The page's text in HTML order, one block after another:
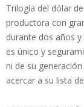
Trilogía del dólar
productora con
durante dos años
es único y
ni de su
acercar a su lista